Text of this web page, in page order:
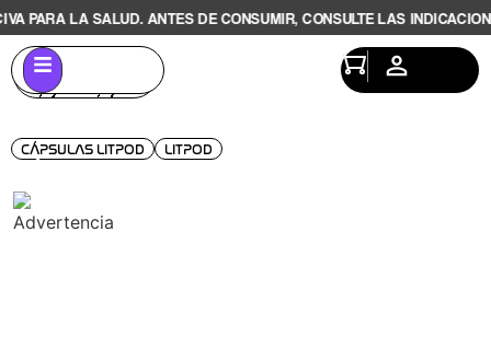
LA SALUD. ANTES DE CONSUMIR, CONSULTE LAS INDICACIONES Y
CÁPSULAS LITPOD LITPOD
MENTA LIMÓN 5%